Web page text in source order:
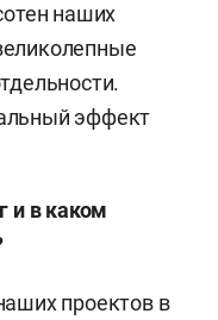
наших
эффект
и в каком
проектов в